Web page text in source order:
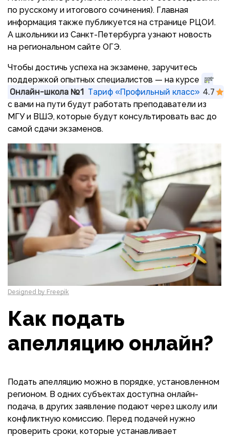
по русскому и итогового сочинения). Главная
информация также публикуется на странице РЦОИ.
А школьники из Санкт-Петербурга узнают новость
на региональном сайте ОГЭ.
Чтобы достичь успеха на экзамене, заручитесь
поддержкой опытных специалистов — на курсе
Онлайн-школа №1 Тариф «Профильный класс» 4.7
с вами на пути будут работать преподаватели из
МГУ и ВШЭ, которые будут консультировать вас до
самой сдачи экзаменов.
Designed by Freepik
Как подать
апелляцию онлайн?
Подать апелляцию можно в порядке, установленном
регионом. В одних субъектах доступна онлайн-
подача, в других заявление подают через школу или
конфликтную комиссию. Перед подачей нужно
проверить сроки, которые устанавливает